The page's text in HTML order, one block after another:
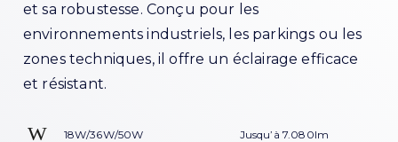
et sa robustesse. Conçu pour les
environnements industriels, les parkings ou les
zones techniques, il offre un éclairage efficace
et résistant.
18W/36W/50W Jusqu’à 7.080lm